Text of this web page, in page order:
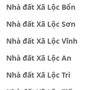
Nhà đất Xã Lộc Bổn
Nhà đất Xã Lộc Sơn
Nhà đất Xã Lộc Vĩnh
Nhà đất Xã Lộc An
Nhà đất Xã Lộc Trì